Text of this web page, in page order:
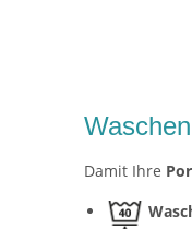
Damit Ihre